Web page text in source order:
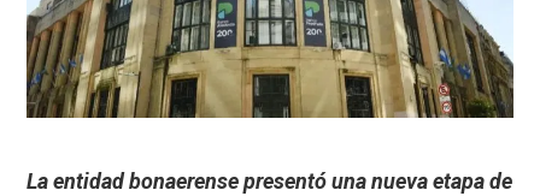
La entidad bonaerense presentó una nueva etapa de